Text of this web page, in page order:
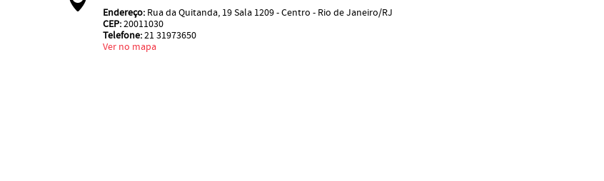
Endereço: Rua da Quitanda, 19 Sala 1209 - Centro - Rio de Janeiro/RJ
CEP:20011030
Telefone:21 31973650
Ver no mapa